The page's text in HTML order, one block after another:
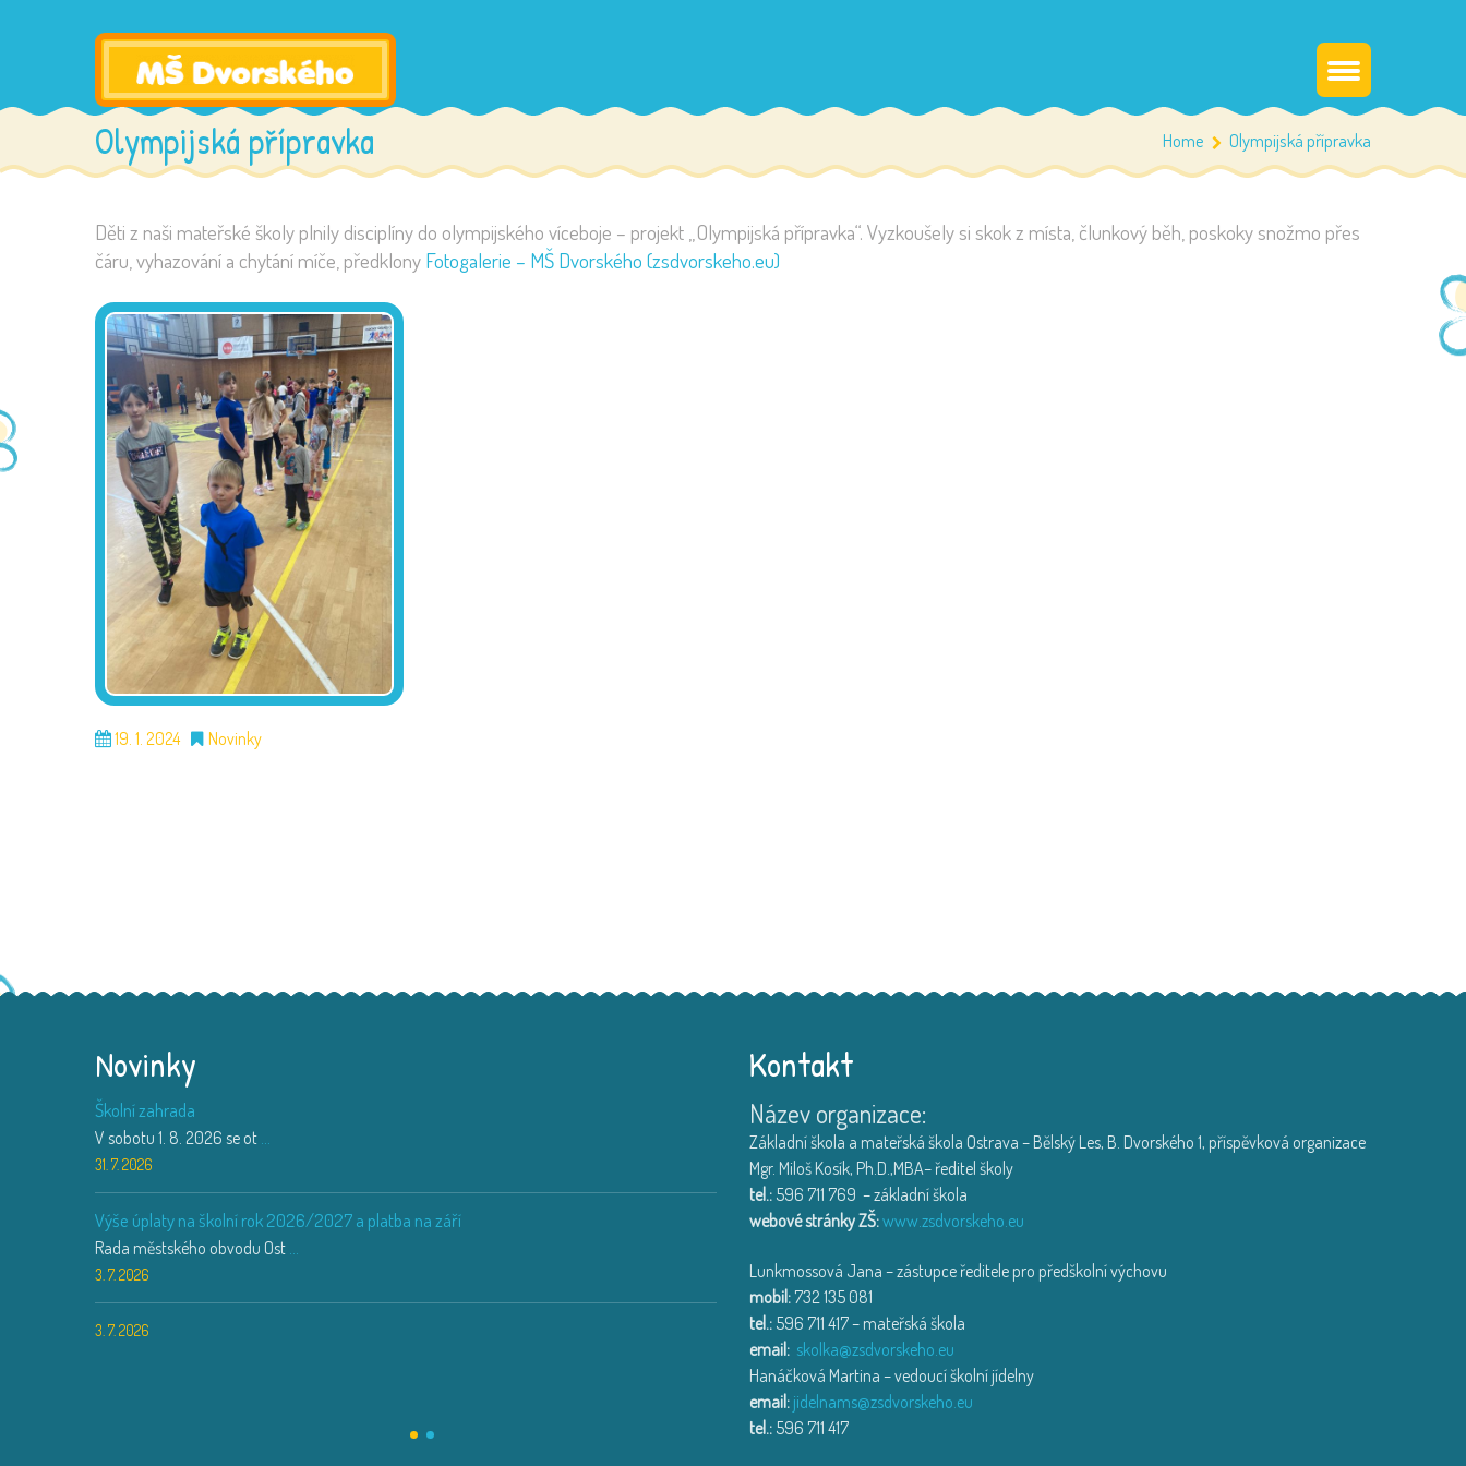
Olympijská přípravka Home Olympijská přípravka
Děti z naši mateřské školy plnily disciplíny do olympijského víceboje – projekt „Olympijská přípravka“. Vyzkoušely si skok z místa, člunkový běh, poskoky snožmo přes
čáru, vyhazování a chytání míče, předklony Fotogalerie – MŠ Dvorského (zsdvorskeho.eu)
19. 1. 2024 Novinky
Novinky
Školní zahrada
V sobotu 1. 8. 2026 se ot ...
31. 7. 2026
Výše úplaty na školní rok 2026/2027 a platba na září
Rada městského obvodu Ost ...
3. 7. 2026
3. 7. 2026
Výlet na farmu v Hlučín
Děti ze třídy Muchomůrka...
18. 6. 2026
Třída Motýlek a Jahůdka na exkurzi
14. 6. 2026
Den dětí se sovičkou
Den dětí v MŠ Dne 2.6.202...
14. 6. 2026
Kontakt
Název organizace:
Základní škola a mateřská škola Ostrava – Bělský Les, B. Dvorského 1, příspěvková organizace
Mgr. Miloš Kosík, Ph.D.,MBA– ředitel školy
tel.: 596 711 769 – základní škola
webové stránky ZŠ:www.zsdvorskeho.eu
Lunkmossová Jana – zástupce ředitele pro předškolní výchovu
mobil: 732 135 081
tel.: 596 711 417 – mateřská škola
email: skolka@zsdvorskeho.eu
Hanáčková Martina – vedoucí školní jídelny
email: jidelnams@zsdvorskeho.eu
tel.: 596 711 417